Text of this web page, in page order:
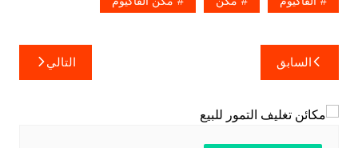
تصفّح
المقالات
السابق التالي